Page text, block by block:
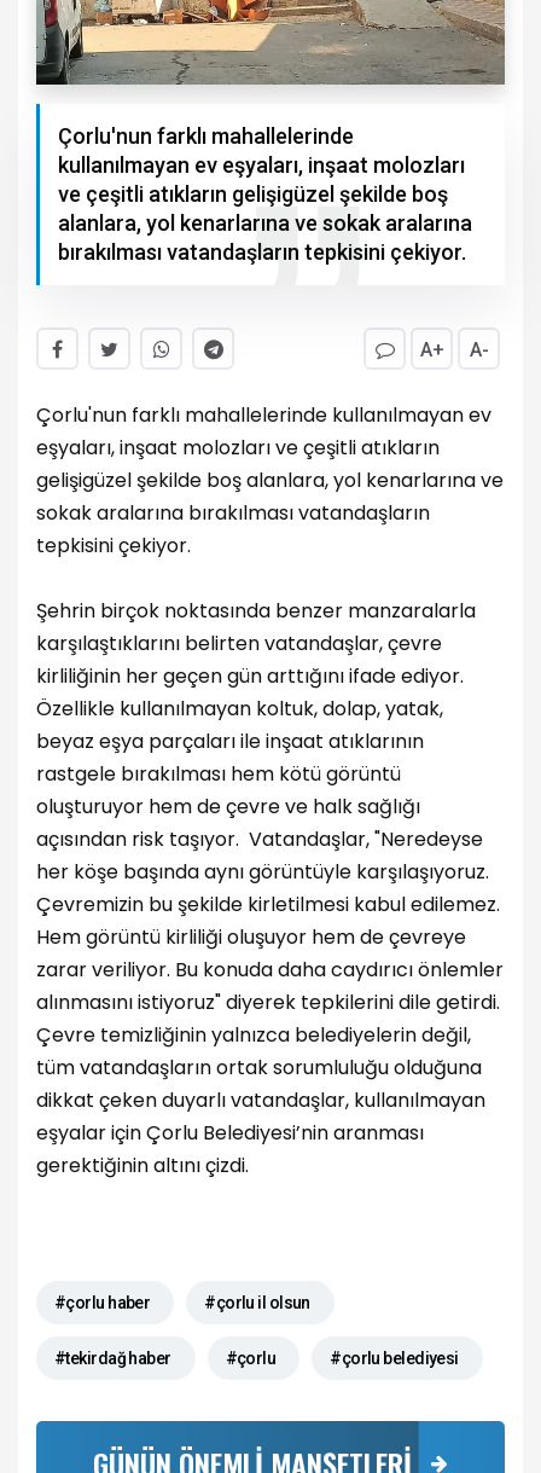
Çorlu'nun farklı mahallelerinde
kullanılmayan ev eşyaları, inşaat molozları
ve çeşitli atıkların gelişigüzel şekilde boş
alanlara, yol kenarlarına ve sokak aralarına
bırakılması vatandaşların tepkisini çekiyor.
A+ A-
Çorlu'nun farklı mahallelerinde kullanılmayan ev
eşyaları, inşaat molozları ve çeşitli atıkların
gelişigüzel şekilde boş alanlara, yol kenarlarına ve
sokak aralarına bırakılması vatandaşların
tepkisini çekiyor.
Şehrin birçok noktasında benzer manzaralarla
karşılaştıklarını belirten vatandaşlar, çevre
kirliliğinin her geçen gün arttığını ifade ediyor.
Özellikle kullanılmayan koltuk, dolap, yatak,
beyaz eşya parçaları ile inşaat atıklarının
rastgele bırakılması hem kötü görüntü
oluşturuyor hem de çevre ve halk sağlığı
açısından risk taşıyor. Vatandaşlar, "Neredeyse
her köşe başında aynı görüntüyle karşılaşıyoruz.
Çevremizin bu şekilde kirletilmesi kabul edilemez.
Hem görüntü kirliliği oluşuyor hem de çevreye
zarar veriliyor. Bu konuda daha caydırıcı önlemler
alınmasını istiyoruz" diyerek tepkilerini dile getirdi.
Çevre temizliğinin yalnızca belediyelerin değil,
tüm vatandaşların ortak sorumluluğu olduğuna
dikkat çeken duyarlı vatandaşlar, kullanılmayan
eşyalar için Çorlu Belediyesi’nin aranması
gerektiğinin altını çizdi.
#çorlu haber #çorlu il olsun
#tekirdağ haber #çorlu #çorlu belediyesi
GÜNÜN ÖNEMLİ MANŞETLERİ